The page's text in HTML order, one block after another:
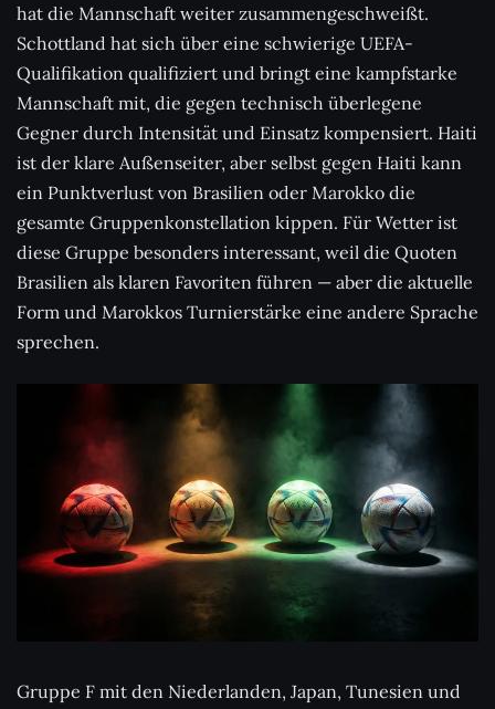
hat die Mannschaft weiter zusammengeschweißt.
Schottland hat sich über eine schwierige UEFA-
Qualifikation qualifiziert und bringt eine kampfstarke
Mannschaft mit, die gegen technisch überlegene
Gegner durch Intensität und Einsatz kompensiert. Haiti
ist der klare Außenseiter, aber selbst gegen Haiti kann
ein Punktverlust von Brasilien oder Marokko die
gesamte Gruppenkonstellation kippen. Für Wetter ist
diese Gruppe besonders interessant, weil die Quoten
Brasilien als klaren Favoriten führen — aber die aktuelle
Form und Marokkos Turnierstärke eine andere Sprache
sprechen.
Gruppe F mit den Niederlanden, Japan, Tunesien und